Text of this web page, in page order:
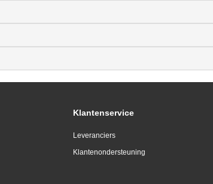
Klantenservice
Leveranciers
Klantenondersteuning